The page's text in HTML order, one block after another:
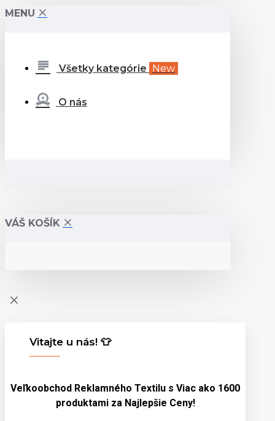
MENU
Všetky kategórie New
O nás
VÁŠ KOŠÍK
Vitajte u nás! 👕
Veľkoobchod Reklamného Textilu s Viac ako 1600
produktami za Najlepšie Ceny!